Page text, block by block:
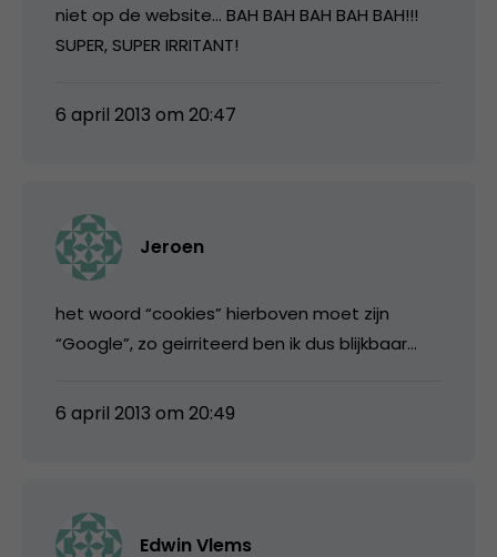
niet op de website… BAH BAH BAH BAH BAH!!!
SUPER, SUPER IRRITANT!
6 april 2013 om 20:47
Jeroen
het woord “cookies” hierboven moet zijn
“Google”, zo geirriteerd ben ik dus blijkbaar…
6 april 2013 om 20:49
Edwin Vlems